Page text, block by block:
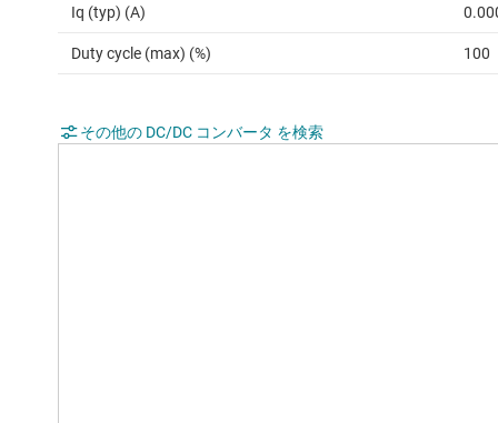
Iq (typ) (A)
Duty cycle (max) (%) 100
その他の DC/DC コンバータ を検索